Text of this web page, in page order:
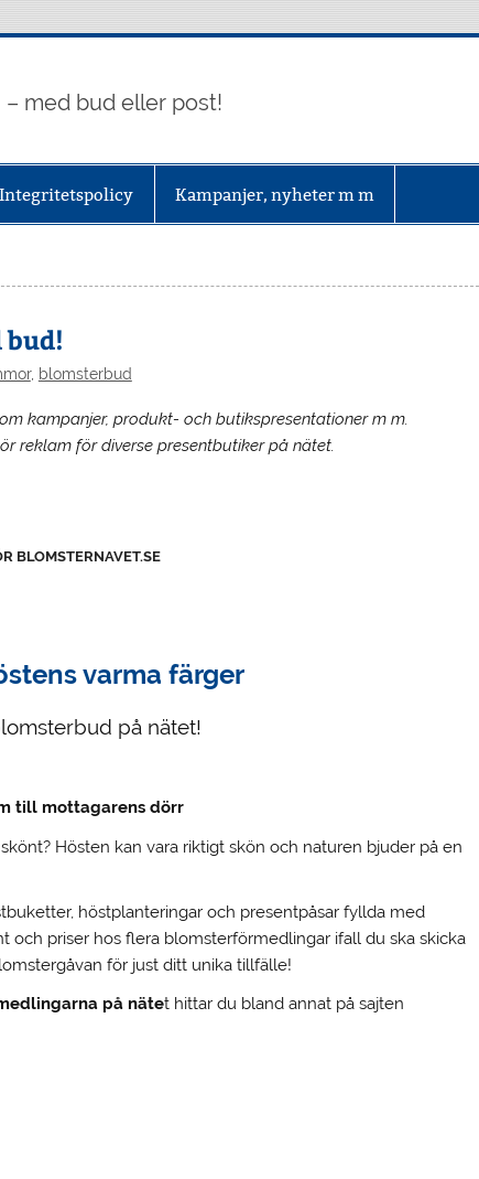
– med bud eller post!
Integritetspolicy Kampanjer, nyheter m m
, blomsterbud
kampanjer, produkt- och butikspresentationer m m.
reklam för diverse presentbutiker på nätet.
BLOMSTERNAVET.SE
varma färger
på nätet!
till mottagarens dörr
Hösten kan vara riktigt skön och naturen bjuder på en
höstplanteringar och presentpåsar fyllda med
och priser hos flera blomsterförmedlingar ifall du ska skicka
för just ditt unika tillfälle!
på nätet hittar du bland annat på sajten